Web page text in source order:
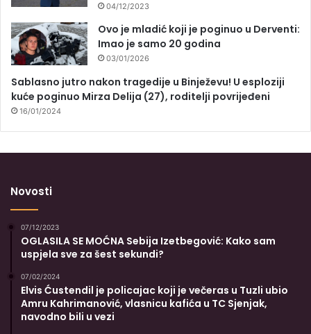
04/12/2023
Ovo je mladić koji je poginuo u Derventi:
Imao je samo 20 godina
03/01/2026
Sablasno jutro nakon tragedije u Binježevu! U esploziji
kuće poginuo Mirza Delija (27), roditelji povrijeđeni
16/01/2024
Novosti
07/12/2023
OGLASILA SE MOĆNA Sebija Izetbegović: Kako sam
uspjela sve za šest sekundi?
07/02/2024
Elvis Ćustendil je policajac koji je večeras u Tuzli ubio
Amru Kahrimanović, vlasnicu kafića u TC Sjenjak,
navodno bili u vezi